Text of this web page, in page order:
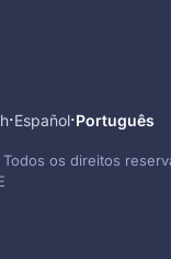
·Español·Português
os direitos